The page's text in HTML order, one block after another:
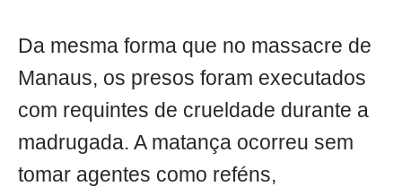
Da mesma forma que no massacre de
Manaus, os presos foram executados
com requintes de crueldade durante a
madrugada. A matança ocorreu sem
tomar agentes como reféns,